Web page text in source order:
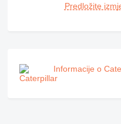
Predložite
Informacije o